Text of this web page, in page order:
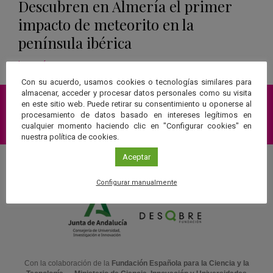
Descubren en Almería el primer
impacto de meteorito en la
península ibérica
Leer más
Suscríbete a nuestra Newsletter
Una web de:
Con la colaboración de la Fundación Española para la Ciencia y la
Con su acuerdo, usamos cookies o tecnologías similares para
almacenar, acceder y procesar datos personales como su visita
en este sitio web. Puede retirar su consentimiento u oponerse al
procesamiento de datos basado en intereses legítimos en
cualquier momento haciendo clic en "Configurar cookies" en
nuestra política de cookies.
Aceptar
Configurar manualmente